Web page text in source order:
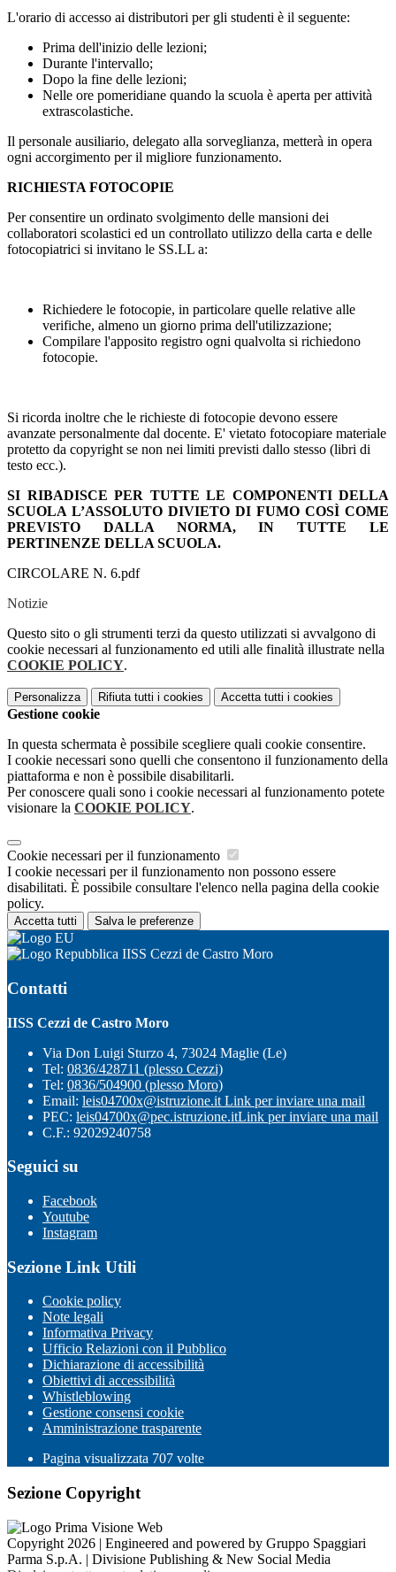
L'orario di accesso ai distributori per gli studenti è il seguente:
Prima dell'inizio delle lezioni;
Durante l'intervallo;
Dopo la fine delle lezioni;
Nelle ore pomeridiane quando la scuola è aperta per attività
extrascolastiche.
Il personale ausiliario, delegato alla sorveglianza, metterà in opera
ogni accorgimento per il migliore funzionamento.
RICHIESTA FOTOCOPIE
Per consentire un ordinato svolgimento delle mansioni dei
collaboratori scolastici ed un controllato utilizzo della carta e delle
fotocopiatrici si invitano le SS.LL a:
Richiedere le fotocopie, in particolare quelle relative alle
verifiche, almeno un giorno prima dell'utilizzazione;
Compilare l'apposito registro ogni qualvolta si richiedono
fotocopie.
Si ricorda inoltre che le richieste di fotocopie devono essere
avanzate personalmente dal docente. E' vietato fotocopiare materiale
protetto da copyright se non nei limiti previsti dallo stesso (libri di
testo ecc.).
SI RIBADISCE PER TUTTE LE COMPONENTI DELLA
SCUOLA L’ASSOLUTO DIVIETO DI FUMO COSÌ COME
PREVISTO DALLA NORMA, IN TUTTE LE
PERTINENZE DELLA SCUOLA.
CIRCOLARE N. 6.pdf
Notizie
Questo sito o gli strumenti terzi da questo utilizzati si avvalgono di
cookie necessari al funzionamento ed utili alle finalità illustrate nella
COOKIE POLICY.
Personalizza Rifiuta tutti i cookies Accetta tutti i cookies
Gestione cookie
In questa schermata è possibile scegliere quali cookie consentire.
I cookie necessari sono quelli che consentono il funzionamento della
piattaforma e non è possibile disabilitarli.
Per conoscere quali sono i cookie necessari al funzionamento potete
visionare la COOKIE POLICY.
Cookie necessari per il funzionamento
I cookie necessari per il funzionamento non possono essere
disabilitati. È possibile consultare l'elenco nella pagina della cookie
policy.
Accetta tutti Salva le preferenze
IISS Cezzi de Castro Moro
Contatti
IISS Cezzi de Castro Moro
Via Don Luigi Sturzo 4, 73024 Maglie (Le)
Tel: 0836/428711 (plesso Cezzi)
Tel: 0836/504900 (plesso Moro)
Email: leis04700x@istruzione.it Link per inviare una mail
PEC: leis04700x@pec.istruzione.itLink per inviare una mail
C.F.: 92029240758
Seguici su
Facebook
Youtube
Instagram
Sezione Link Utili
Cookie policy
Note legali
Informativa Privacy
Ufficio Relazioni con il Pubblico
Dichiarazione di accessibilità
Obiettivi di accessibilità
Whistleblowing
Gestione consensi cookie
Amministrazione trasparente
Pagina visualizzata 707 volte
Sezione Copyright
Copyright 2026 | Engineered and powered by Gruppo Spaggiari
Parma S.p.A. | Divisione Publishing & New Social Media